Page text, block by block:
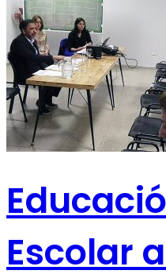
Escolar